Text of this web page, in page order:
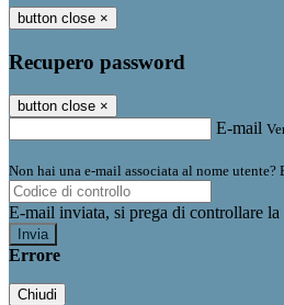
button close ×
Recupero password
button close ×
E-mail
Non hai una e-mail associata al nome
E-mail inviata, si prega di controllare la
Errore
Chiudi